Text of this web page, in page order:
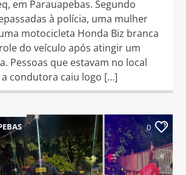
em Parauapebas. Segundo
à polícia, uma mulher
motocicleta Honda Biz branca
do veículo após atingir um
Pessoas que estavam no local
condutora caiu logo […]
0